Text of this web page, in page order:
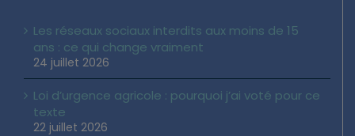
Les réseaux sociaux interdits aux moins de 15
ans : ce qui change vraiment
24 juillet 2026
Loi d’urgence agricole : pourquoi j’ai voté pour ce
texte
22 juillet 2026